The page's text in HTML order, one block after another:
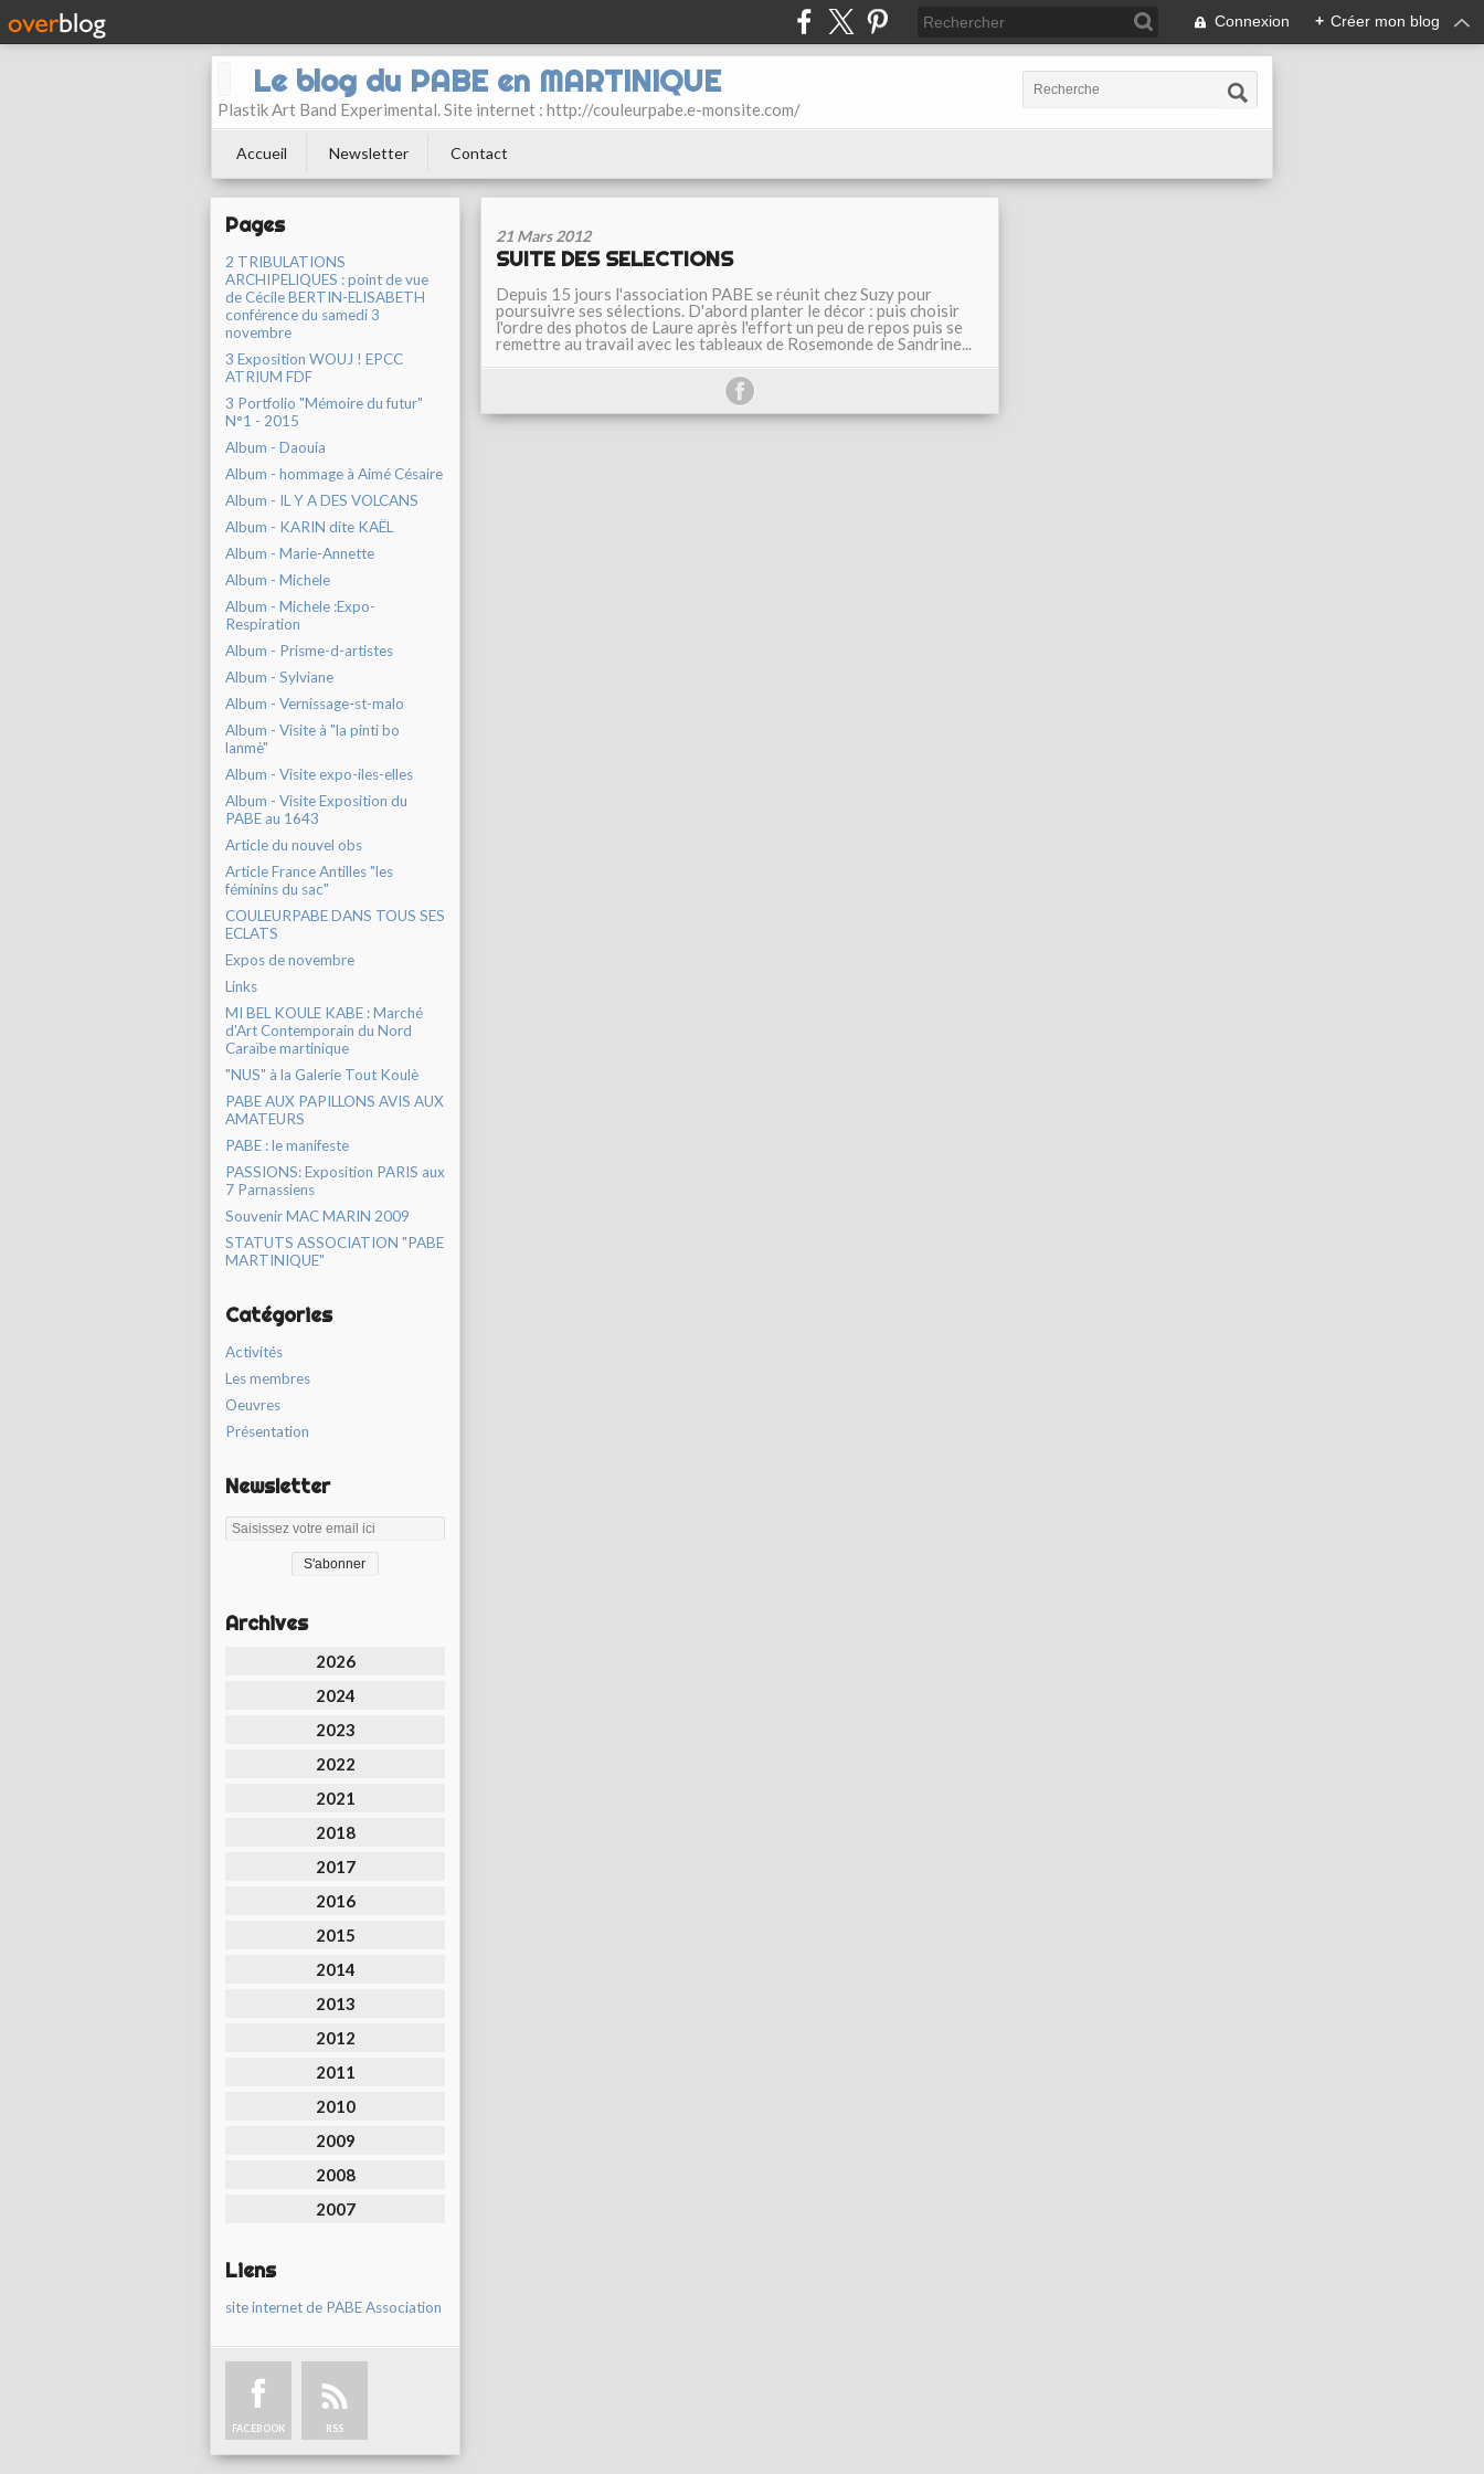
Connexion + Créer mon blog
Le blog du PABE en MARTINIQUE
Plastik Art Band Experimental. Site internet : http://couleurpabe.e-monsite.com/
Accueil Newsletter Contact
Pages
2 TRIBULATIONS
ARCHIPELIQUES : point de vue
de Cécile BERTIN-ELISABETH
conférence du samedi 3
novembre
3 Exposition WOUJ ! EPCC
ATRIUM FDF
3 Portfolio "Mémoire du futur"
N°1 - 2015
Album - Daouia
Album - hommage à Aimé Césaire
Album - IL Y A DES VOLCANS
Album - KARIN dite KAËL
Album - Marie-Annette
Album - Michele
Album - Michele :Expo-
Respiration
Album - Prisme-d-artistes
Album - Sylviane
Album - Vernissage-st-malo
Album - Visite à "la pinti bo
lanmè"
Album - Visite expo-iles-elles
Album - Visite Exposition du
PABE au 1643
Article du nouvel obs
Article France Antilles "les
féminins du sac"
COULEURPABE DANS TOUS SES
ECLATS
Expos de novembre
Links
MI BEL KOULE KABE : Marché
d'Art Contemporain du Nord
Caraïbe martinique
"NUS" à la Galerie Tout Koulè
PABE AUX PAPILLONS AVIS AUX
AMATEURS
PABE : le manifeste
PASSIONS: Exposition PARIS aux
7 Parnassiens
Souvenir MAC MARIN 2009
STATUTS ASSOCIATION "PABE
MARTINIQUE"
Catégories
Activités
Les membres
Oeuvres
Présentation
Newsletter
Archives
2026
2024
2023
2022
2021
2018
2017
2016
2015
2014
2013
2012
2011
2010
2009
2008
2007
Liens
site internet de PABE Association
FACEBOOK RSS
21 Mars 2012
SUITE DES SELECTIONS
Depuis 15 jours l'association PABE se réunit chez Suzy pour
poursuivre ses sélections. D'abord planter le décor : puis choisir
l'ordre des photos de Laure après l'effort un peu de repos puis se
remettre au travail avec les tableaux de Rosemonde de Sandrine...